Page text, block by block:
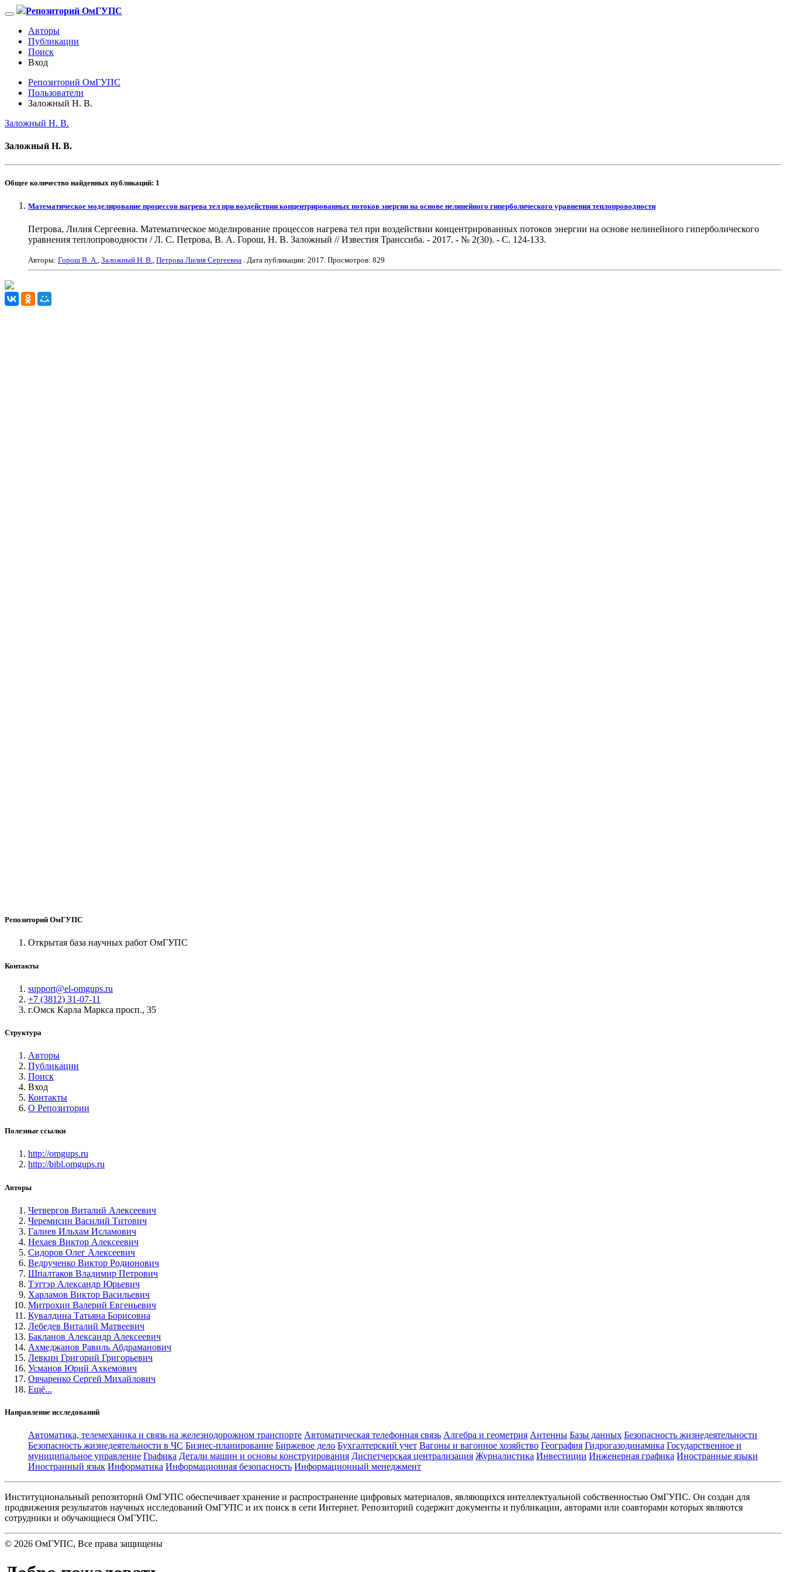
Репозиторий ОмГУПС
Авторы
Публикации
Поиск
Вход
Репозиторий ОмГУПС
Пользователи
Заложный Н. В.
Заложный Н. В.
Заложный Н. В.
Общее количество найденных публикаций: 1
Математическое моделирование процессов нагрева тел при воздействии концентрированных потоков энергии на основе нелинейного гиперболического уравнения теплопроводности
Петрова, Лилия Сергеевна. Математическое моделирование процессов нагрева тел при воздействии концентрированных потоков энергии на основе нелинейного гиперболического
уравнения теплопроводности / Л. С. Петрова, В. А. Горош, Н. В. Заложный // Известия Транссиба. - 2017. - № 2(30). - С. 124-133.
Авторы: Горош В. А., Заложный Н. В., Петрова Лилия Сергеевна . Дата публикации: 2017. Просмотров: 829
Репозиторий ОмГУПС
Открытая база научных работ ОмГУПС
Контакты
support@el-omgups.ru
+7 (3812) 31-07-11
г.Омск Карла Маркса просп., 35
Структура
Авторы
Публикации
Поиск
Вход
Контакты
О Репозитории
Полезные ссылки
http://omgups.ru
http://bibl.omgups.ru
Авторы
Четвергов Виталий Алексеевич
Черемисин Василий Титович
Галиев Ильхам Исламович
Нехаев Виктор Алексеевич
Сидоров Олег Алексеевич
Ведрученко Виктор Родионович
Шпалтаков Владимир Петрович
Тэттэр Александр Юрьевич
Харламов Виктор Васильевич
Митрохин Валерий Евгеньевич
Кувалдина Татьяна Борисовна
Лебедев Виталий Матвеевич
Бакланов Александр Алексеевич
Ахмеджанов Равиль Абдраманович
Левкин Григорий Григорьевич
Усманов Юрий Ахкемович
Овчаренко Сергей Михайлович
Ещё...
Направление исследований
Автоматика, телемеханика и связь на железнодорожном транспорте Автоматическая телефонная связь Алгебра и геометрия Антенны Базы данных Безопасность жизнедеятельности
Безопасность жизнедеятельности в ЧС Бизнес-планирование Биржевое дело Бухгалтерский учет Вагоны и вагонное хозяйство География Гидрогазодинамика Государственное и
муниципальное управление Графика Детали машин и основы конструирования Диспетчерская централизация Журналистика Инвестиции Инженерная графика Иностранные языки
Иностранный язык Информатика Информационная безопасность Информационный менеджмент
Институциональный репозиторий ОмГУПС обеспечивает хранение и распространение цифровых материалов, являющихся интеллектуальной собственностью ОмГУПС. Он создан для
продвижения результатов научных исследований ОмГУПС и их поиск в сети Интернет. Репозиторий содержит документы и публикации, авторами или соавторами которых являются
сотрудники и обучающиеся ОмГУПС.
© 2026 ОмГУПС, Все права защищены